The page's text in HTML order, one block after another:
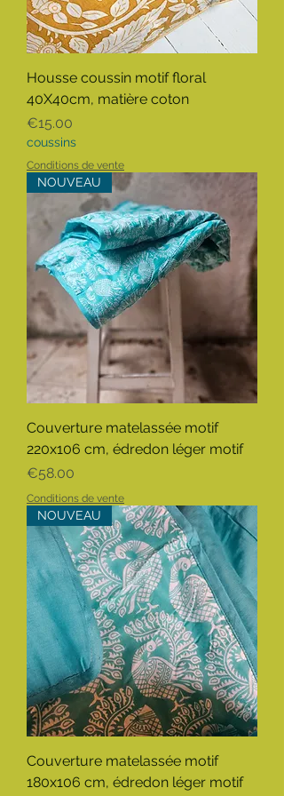
Housse coussin motif floral
40X40cm, matière coton
Price
€15.00
coussins
Conditions de vente
NOUVEAU
Couverture matelassée motif
220x106 cm, édredon léger motif
Price
€58.00
Conditions de vente
NOUVEAU
Couverture matelassée motif
180x106 cm, édredon léger motif